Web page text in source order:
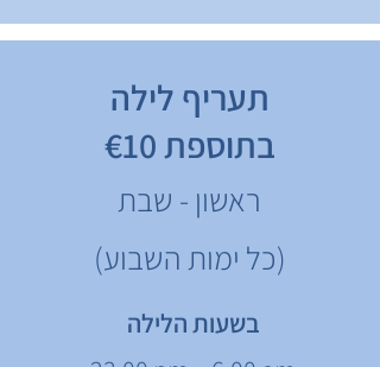
תעריף לילה
בתוספת €10
ראשון - שבת
(כל ימות השבוע)
בשעות הלילה